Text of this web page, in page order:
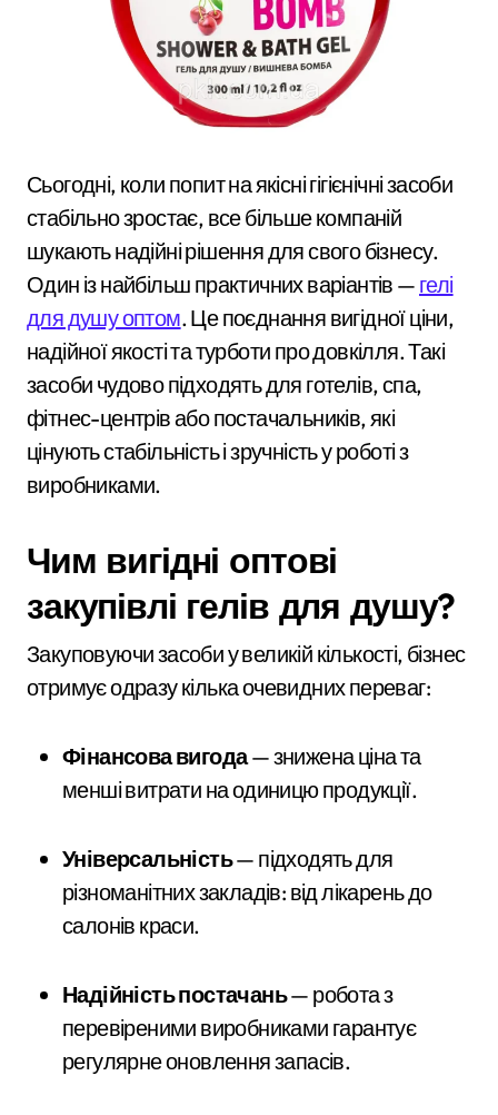
Сьогодні, коли попит на якісні гігієнічні засоби
стабільно зростає, все більше компаній
шукають надійні рішення для свого бізнесу.
Один із найбільш практичних варіантів — гелі
для душу оптом. Це поєднання вигідної ціни,
надійної якості та турботи про довкілля. Такі
засоби чудово підходять для готелів, спа,
фітнес-центрів або постачальників, які
цінують стабільність і зручність у роботі з
виробниками.
Чим вигідні оптові
закупівлі гелів для душу?
Закуповуючи засоби у великій кількості, бізнес
отримує одразу кілька очевидних переваг:
Фінансова вигода— знижена ціна та
менші витрати на одиницю продукції.
Універсальність— підходять для
різноманітних закладів: від лікарень до
салонів краси.
Надійність постачань— робота з
перевіреними виробниками гарантує
регулярне оновлення запасів.